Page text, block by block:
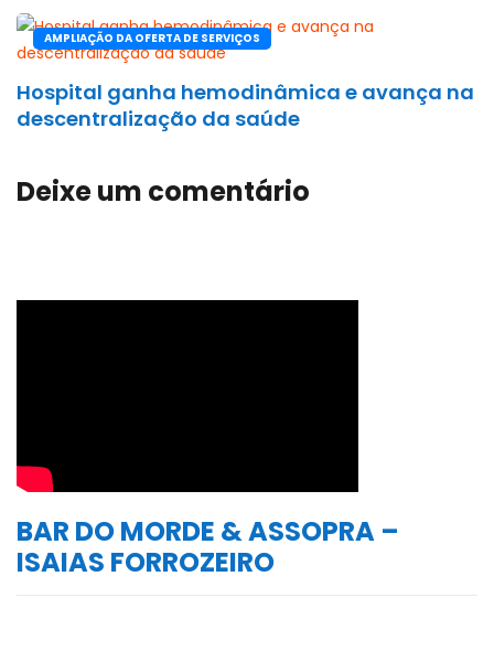
AMPLIAÇÃO DA OFERTA DE SERVIÇOS
Hospital ganha hemodinâmica e avança na
descentralização da saúde
Deixe um comentário
BAR DO MORDE & ASSOPRA –
ISAIAS FORROZEIRO